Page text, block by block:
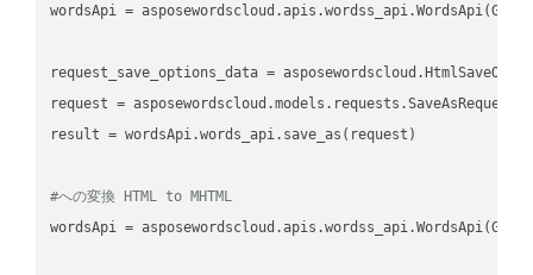
wordsApi =
request_save_options_data =
request
result = wordsApi.words_api.save_as(request)
#への変換 HTML to MHTML
wordsApi =